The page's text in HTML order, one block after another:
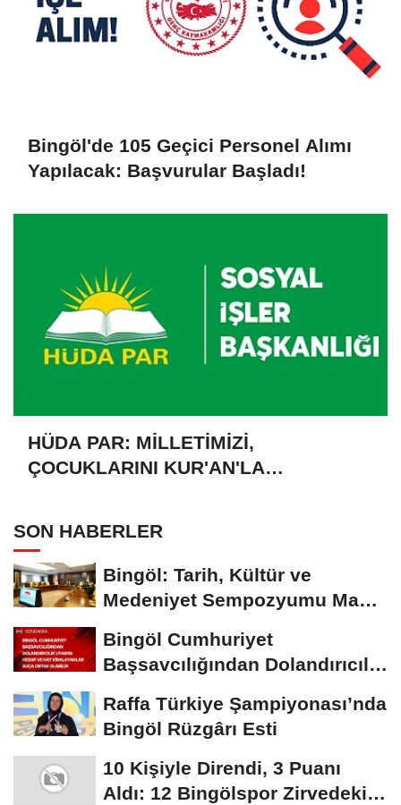
Bingöl'de 105 Geçici Personel Alımı
Yapılacak: Başvurular Başladı!
HÜDA PAR: MİLLETİMİZİ,
ÇOCUKLARINI KUR'AN'LA
SON HABERLER
Bingöl: Tarih, Kültür ve
Medeniyet Sempozyumu Mayıs
Bingöl Cumhuriyet
Başsavcılığından Dolandırıcılık
Raffa Türkiye Şampiyonası’nda
Bingöl Rüzgârı Esti
10 Kişiyle Direndi, 3 Puanı
Aldı: 12 Bingölspor Zirvedeki